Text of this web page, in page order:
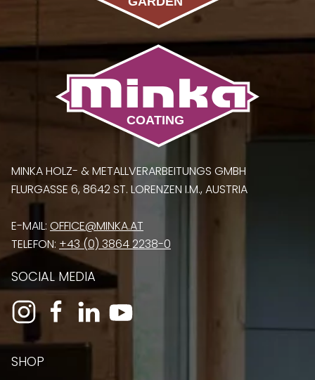
MINKA HOLZ- & METALLVERARBEITUNGS GMBH
FLURGASSE 6, 8642 ST. LORENZEN I.M., AUSTRIA
E-MAIL: OFFICE@MINKA.AT
TELEFON: +43 (0) 3864 2238-0
SOCIAL MEDIA
SHOP